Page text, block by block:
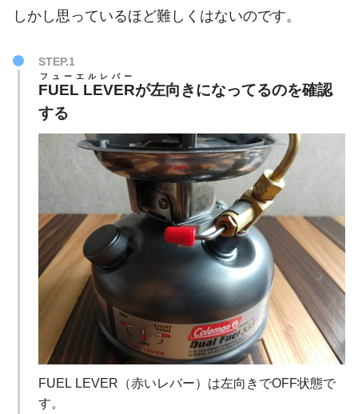
しかし思っているほど難しくはないのです。
STEP.1
FUEL LEVER
フューエルレバー
が左向きになってるのを確認
する
FUEL LEVER（赤いレバー）は左向きでOFF状態で
す。